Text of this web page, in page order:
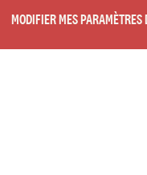
MODIFIER MES